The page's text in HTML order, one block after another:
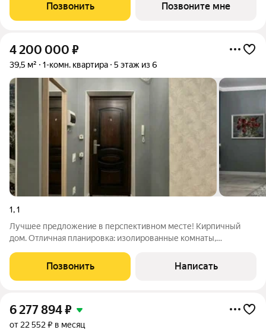
Позвонить Позвоните мне
4 200 000 ₽
39,5 м² 1-комн. квартира 5 этаж из 6
1,1
Лучшее предложение в перспективном месте! Кирпичный
дом. Отличная планировка: изолированные комнаты,
качественный современный ремонт. Встроенная кухня.
Добротные стеклопакеты. Из окон открываются
Позвонить Написать
6 277 894₽
от 22 552 ₽ в месяц